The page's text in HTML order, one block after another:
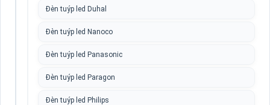
Đèn tuýp led Duhal
Đèn tuýp led Nanoco
Đèn tuýp led Panasonic
Đèn tuýp led Paragon
Đèn tuýp led Philips